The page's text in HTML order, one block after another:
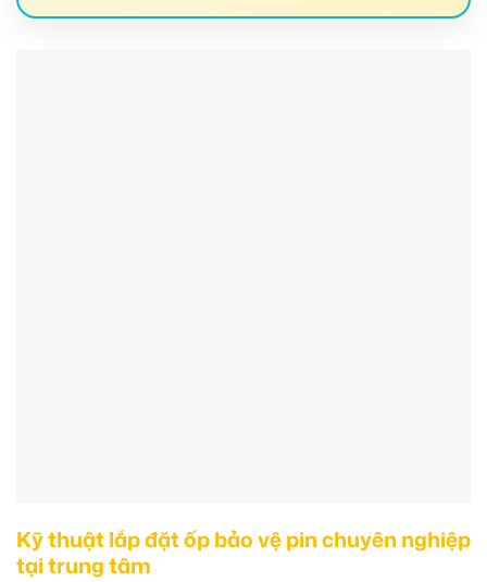
Kỹ thuật lắp đặt ốp bảo vệ pin chuyên nghiệp
tại trung tâm